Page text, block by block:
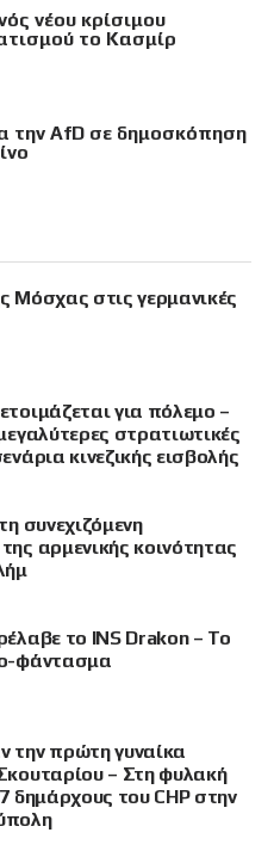
νέου κρίσιμου
το Κασμίρ
την AfD σε δημοσκόπηση
Μόσχας στις γερμανικές
για πόλεμο –
στρατιωτικές
κινεζικής εισβολής
συνεχιζόμενη
αρμενικής κοινότητας
το INS Drakon – Το
φάντασμα
την πρώτη γυναίκα
– Στη φυλακή
δημάρχους του CHP στην